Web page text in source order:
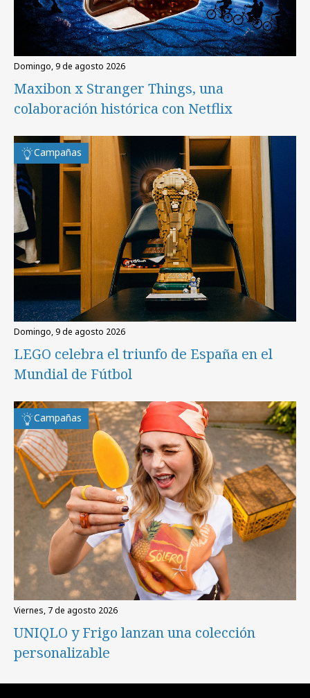
domingo, 9 de agosto 2026
Maxibon x Stranger Things, una
colaboración histórica con Netflix
Campañas
domingo, 9 de agosto 2026
LEGO celebra el triunfo de España en el
Mundial de Fútbol
Campañas
viernes, 7 de agosto 2026
UNIQLO y Frigo lanzan una colección
personalizable